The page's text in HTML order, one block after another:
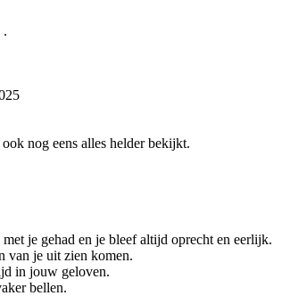
.
nog eens alles helder bekijkt.
je gehad en je bleef altijd oprecht en eerlijk.
van je uit zien komen.
in jouw geloven.
bellen.